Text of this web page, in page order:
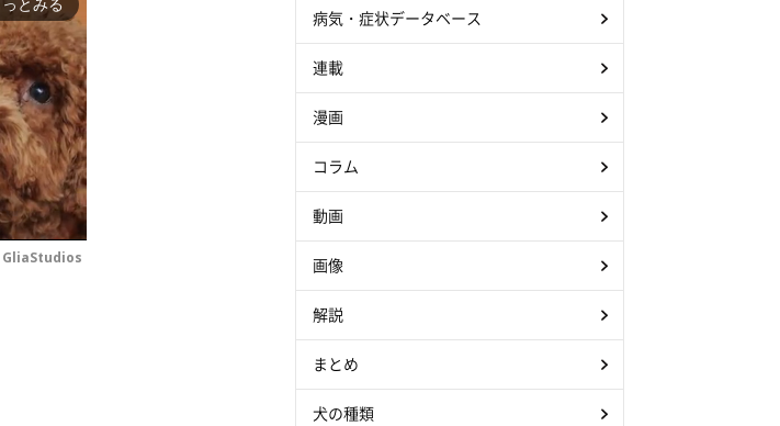
っとみる
GliaStudios
病気・症状データベース
連載
漫画
コラム
動画
画像
解説
まとめ
犬の種類